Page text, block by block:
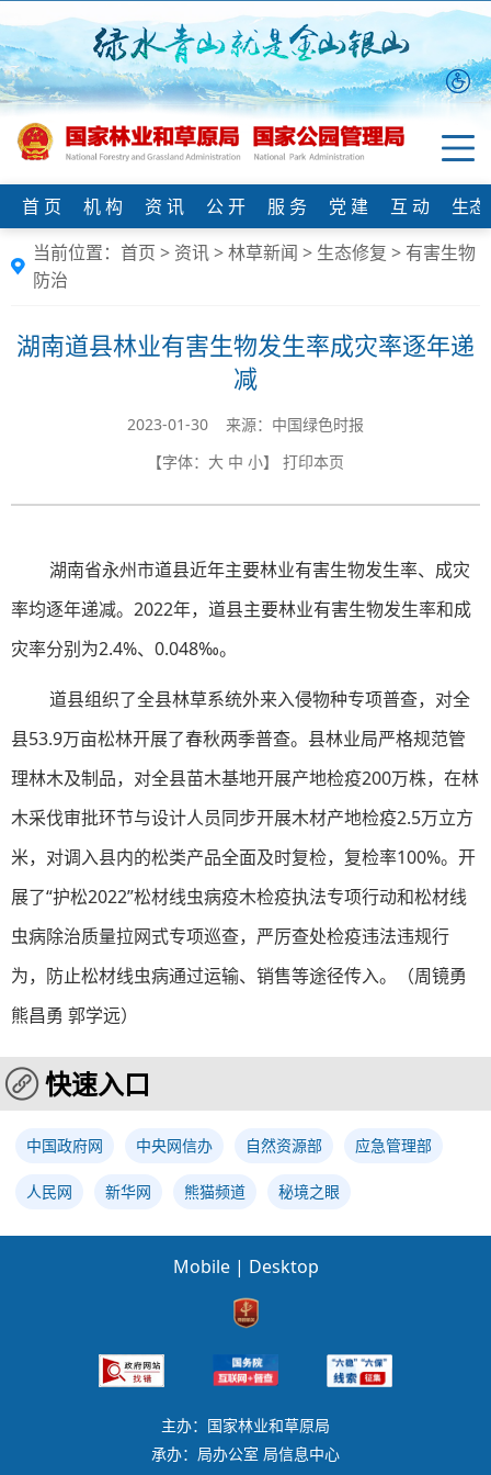
首 页 机 构 资 讯 公 开 服 务 党 建 互 动
生
当前位置： 首页 > 资讯>林草新闻 > 生态修复 > 有害生物
防治
湖南道县林业有害生物发生率成灾率逐年递
减
2023-01-30 来源：中国绿色时报
【字体： 大 中 小】 打印本页
湖南省永州市道县近年主要林业有害生物发生率、成灾
率均逐年递减。2022年，道县主要林业有害生物发生率和成
灾率分别为2.4%、0.048‰。
道县组织了全县林草系统外来入侵物种专项普查，对全
县53.9万亩松林开展了春秋两季普查。县林业局严格规范管
理林木及制品，对全县苗木基地开展产地检疫200万株，在林
木采伐审批环节与设计人员同步开展木材产地检疫2.5万立方
米，对调入县内的松类产品全面及时复检，复检率100%。开
展了“护松2022”松材线虫病疫木检疫执法专项行动和松材线
虫病除治质量拉网式专项巡查，严厉查处检疫违法违规行
为，防止松材线虫病通过运输、销售等途径传入。（周镜勇
熊昌勇 郭学远）
快速入口
中国政府网 中央网信办 自然资源部 应急管理部
人民网 新华网 熊猫频道 秘境之眼
Mobile | Desktop
主办：国家林业和草原局
承办：局办公室 局信息中心